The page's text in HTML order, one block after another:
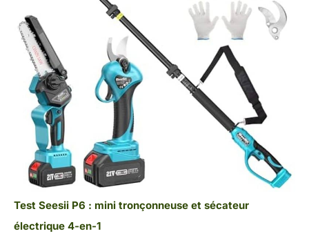
Test Seesii P6 : mini tronçonneuse et sécateur
électrique 4-en-1